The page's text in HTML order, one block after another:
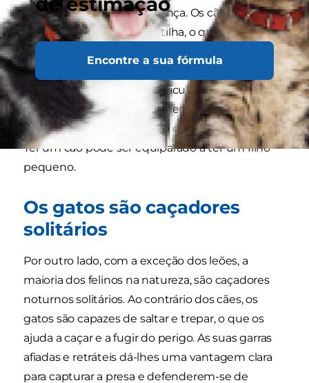
Encontre a sua fórmula
fornecer alimentos e liderança. Os cães seguem
instintivamente a sua matilha, o que faz com
que facilmente aceitem experiências como
viagens ou deslocações. Por outro lado esta
mentalidade de matilha dificulta o ato de deixar
os cães sozinhos, especialmente durante longos
períodos. Os cães adoram o contato e a atenção.
Ter um cão pode ser equiparado a ter um filho
pequeno.
Os gatos são caçadores
solitários
Por outro lado, com a exceção dos leões, a
maioria dos felinos na natureza, são caçadores
noturnos solitários. Ao contrário dos cães, os
gatos são capazes de saltar e trepar, o que os
ajuda a caçar e a fugir do perigo. As suas garras
afiadas e retráteis dá-lhes uma vantagem clara
para capturar a presa e defenderem-se de